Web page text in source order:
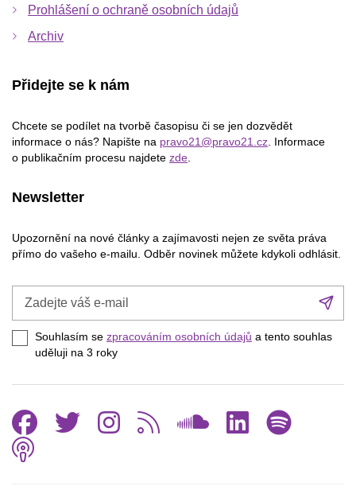
Prohlášení o ochraně osobních údajů
Archiv
Přidejte se k nám
Chcete se podílet na tvorbě časopisu či se jen dozvědět
informace o nás? Napište na pravo21@pravo21.cz. Informace
o publikačním procesu najdete zde.
Newsletter
Upozornění na nové články a zajímavosti nejen ze světa práva
přímo do vašeho e-mailu. Odběr novinek můžete kdykoli odhlásit.
e-
mail
Souhlasím se zpracováním osobních údajů a tento souhlas
uděluji na 3 roky
Facebook
Twitter
Instagram
RSS
Podcast